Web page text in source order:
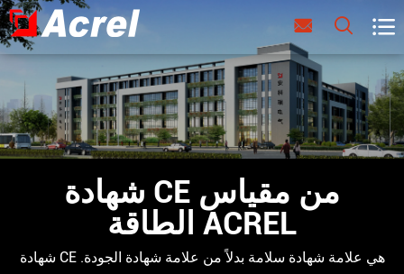
  
شهادة CE من مقياس
الطاقة ACREL
شهادة CE هي علامة شهادة سلامة بدلاً من علامة شهادة الجودة.